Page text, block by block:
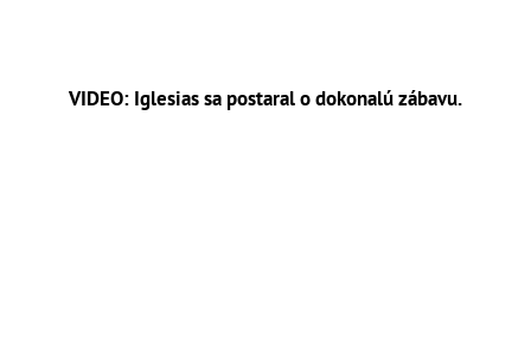
VIDEO: Iglesias sa postaral o dokonalú zábavu.